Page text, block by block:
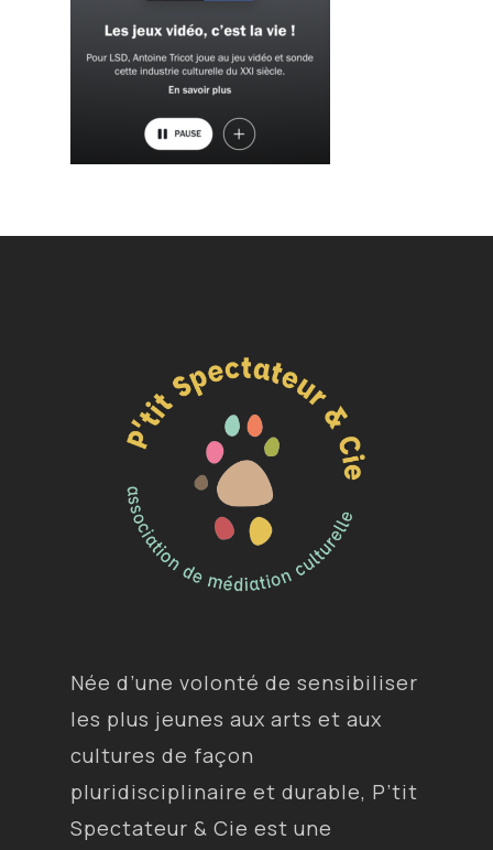
Née d’une volonté de sensibiliser
les plus jeunes aux arts et aux
cultures de façon
pluridisciplinaire et durable, P’tit
Spectateur & Cie est une